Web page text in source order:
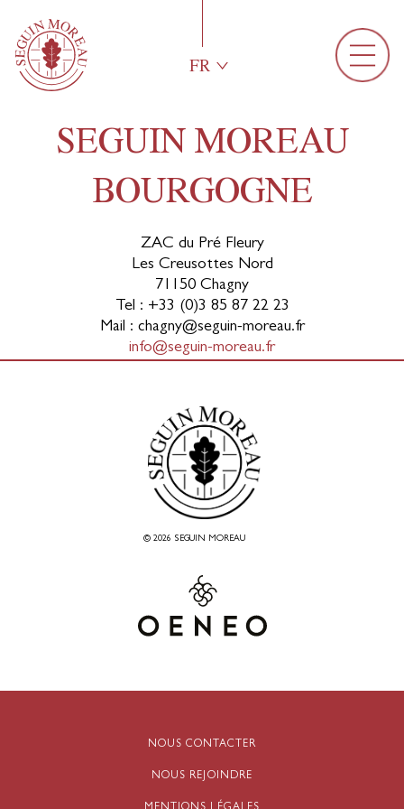
FR
SEGUIN MOREAU
BOURGOGNE
ZAC du Pré Fleury
Les Creusottes Nord
71150 Chagny
Tel : +33 (0)3 85 87 22 23
Mail : chagny@seguin-moreau.fr
info@seguin-moreau.fr
© 2026 SEGUIN MOREAU
NOUS CONTACTER
NOUS REJOINDRE